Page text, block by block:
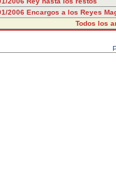
2006 Encargos a los Reyes
Todos los